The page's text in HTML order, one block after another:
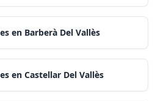
en Barberà Del Vallès
en Castellar Del Vallès